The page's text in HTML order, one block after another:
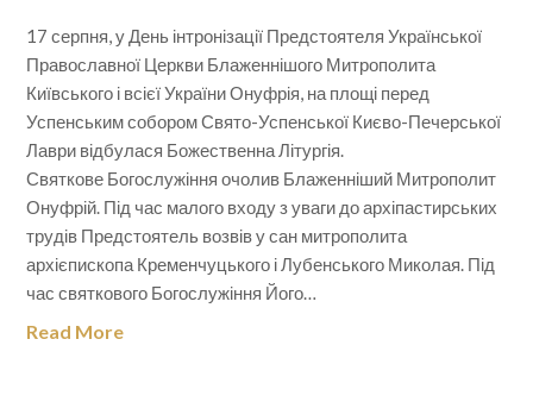
17 серпня, у День інтронізації Предстоятеля Української
Православної Церкви Блаженнішого Митрополита
Київського і всієї України Онуфрія, на площі перед
Успенським собором Свято-Успенської Києво-Печерської
Лаври відбулася Божественна Літургія.
Святкове Богослужіння очолив Блаженніший Митрополит
Онуфрій. Під час малого входу з уваги до архіпастирських
трудів Предстоятель возвів у сан митрополита
архієпископа Кременчуцького і Лубенського Миколая. Під
час святкового Богослужіння Його…
Read More